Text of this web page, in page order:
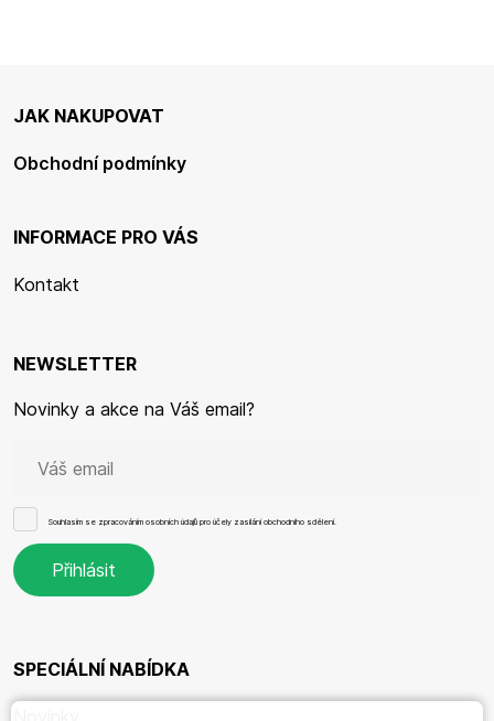
JAK NAKUPOVAT
Obchodní podmínky
INFORMACE PRO VÁS
Kontakt
NEWSLETTER
Novinky a akce na Váš email?
Souhlasím se zpracováním osobních údajů pro účely zasílání obchodního sdělení.
SPECIÁLNÍ NABÍDKA